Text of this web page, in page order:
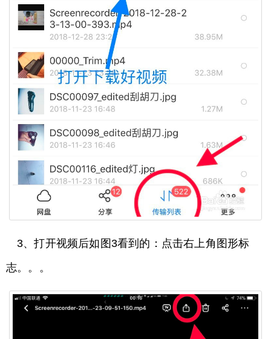
3、打开视频后如图3看到的：点击右上角图形标
志。。。